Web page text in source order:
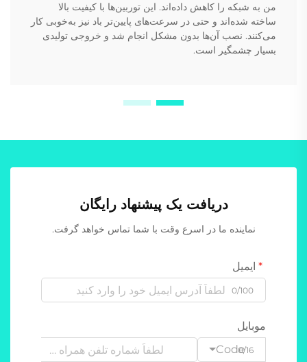
من به شبکه را کاهش داده‌اند. این توربین‌ها با کیفیت بالا
ساخته شده‌اند و حتی در سرعت‌های پایین‌تر باد نیز به‌خوبی کار
می‌کنند. نصب آن‌ها بدون مشکل انجام شد و خروجی تولیدی
بسیار چشمگیر است.
دریافت یک پیشنهاد رایگان
نماینده ما در اسرع وقت با شما تماس خواهد گرفت.
ایمیل
0/100
موبایل
Code0/16